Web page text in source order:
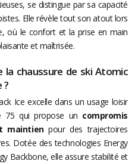
se distingue par sa capacité
Elle révèle tout son atout lors
où le confort et la prise en main
et maîtrisée.
chaussure de ski Atomic
?
Ice excelle dans un usage loisir
75 qui propose un compromis
maintienpour des trajectoires
Dotée des technologies Energy
Backbone, elle assure stabilité et